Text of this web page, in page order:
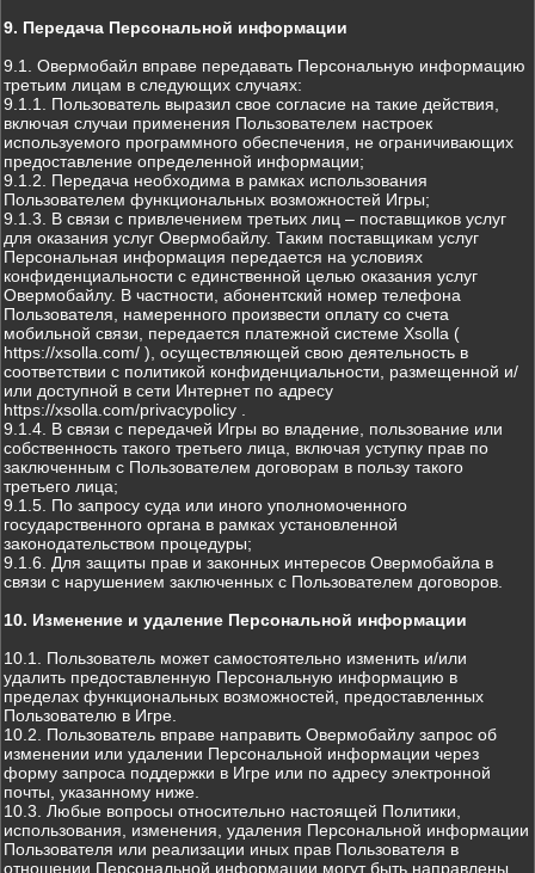
9. Передача Персональной информации
9.1. Овермобайл вправе передавать Персональную информацию
третьим лицам в следующих случаях:
9.1.1. Пользователь выразил свое согласие на такие действия,
включая случаи применения Пользователем настроек
используемого программного обеспечения, не ограничивающих
предоставление определенной информации;
9.1.2. Передача необходима в рамках использования
Пользователем функциональных возможностей Игры;
9.1.3. В связи с привлечением третьих лиц – поставщиков услуг
для оказания услуг Овермобайлу. Таким поставщикам услуг
Персональная информация передается на условиях
конфиденциальности с единственной целью оказания услуг
Овермобайлу. В частности, абонентский номер телефона
Пользователя, намеренного произвести оплату со счета
мобильной связи, передается платежной системе Xsolla (
https://xsolla.com/ ), осуществляющей свою деятельность в
соответствии с политикой конфиденциальности, размещенной и/
или доступной в сети Интернет по адресу
https://xsolla.com/privacypolicy .
9.1.4. В связи с передачей Игры во владение, пользование или
собственность такого третьего лица, включая уступку прав по
заключенным с Пользователем договорам в пользу такого
третьего лица;
9.1.5. По запросу суда или иного уполномоченного
государственного органа в рамках установленной
законодательством процедуры;
9.1.6. Для защиты прав и законных интересов Овермобайла в
связи с нарушением заключенных с Пользователем договоров.
10. Изменение и удаление Персональной информации
10.1. Пользователь может самостоятельно изменить и/или
удалить предоставленную Персональную информацию в
пределах функциональных возможностей, предоставленных
Пользователю в Игре.
10.2. Пользователь вправе направить Овермобайлу запрос об
изменении или удалении Персональной информации через
форму запроса поддержки в Игре или по адресу электронной
почты, указанному ниже.
10.3. Любые вопросы относительно настоящей Политики,
использования, изменения, удаления Персональной информации
Пользователя или реализации иных прав Пользователя в
отношении Персональной информации могут быть направлены